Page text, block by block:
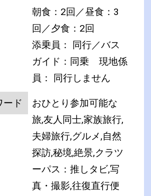
朝食：2回／昼食：3
回／夕食：2回
添乗員： 同行／バス
ガイド：同乗
現地係
員： 同行しません
ード
おひとり参加可能な
旅,友人同士,家族旅行,
夫婦旅行,グルメ,自然
探訪,秘境,絶景,クラツ
ーパス：推しタビ,写
真・撮影,往復直行便